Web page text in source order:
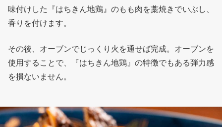
味付けした『はちきん地鶏』のもも肉を藁焼きでいぶし、
香りを付けます。
その後、オーブンでじっくり火を通せば完成。オーブンを
使用することで、『はちきん地鶏』の特徴でもある弾力感
を損ないません。